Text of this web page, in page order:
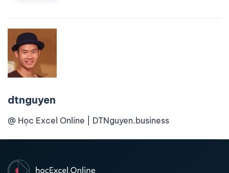
dtnguyen
@ Học Excel Online | DTNguyen.business